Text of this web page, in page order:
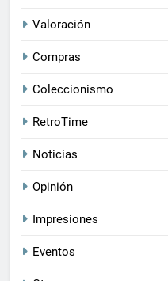
Valoración
Compras
Coleccionismo
RetroTime
Noticias
Opinión
Impresiones
Eventos